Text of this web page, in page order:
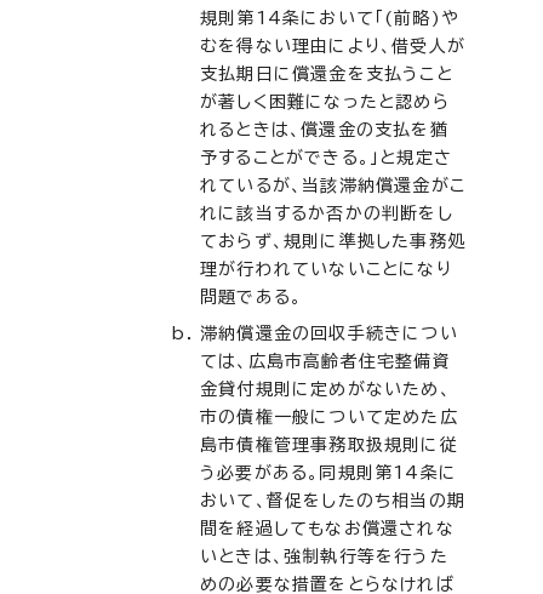
規則第14条において「(前略)や
むを得ない理由により、借受人が
支払期日に償還金を支払うこと
が著しく困難になったと認めら
れるときは、償還金の支払を猶
予することができる。」と規定さ
れているが、当該滞納償還金がこ
れに該当するか否かの判断をし
ておらず、規則に準拠した事務処
理が行われていないことになり
問題である。
滞納償還金の回収手続きについ
ては、広島市高齢者住宅整備資
金貸付規則に定めがないため、
市の債権一般について定めた広
島市債権管理事務取扱規則に従
う必要がある。同規則第14条に
おいて、督促をしたのち相当の期
間を経過してもなお償還されな
いときは、強制執行等を行うた
めの必要な措置をとらなければ